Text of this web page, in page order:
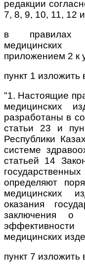
редакции
7, 8, 9, 10, 11, 12
в правилах
медицинских
приложением 2 к
пункт 1
"1. Настоящие
медицинских
разработаны в
статьи 23 и
Республики
системе
статьей 14
определяют
медицинских
оказания
заключения о
медицинских
пункт 7